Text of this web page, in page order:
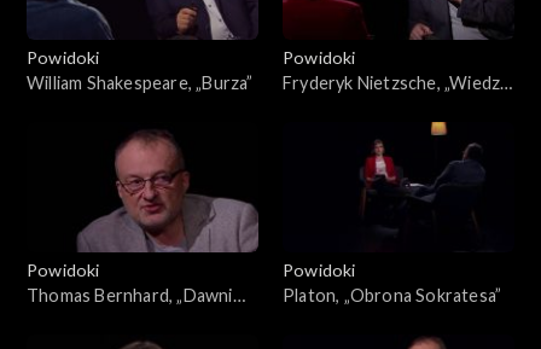
Powidoki
William Shakespeare, „Burza”
Powidoki
Fryderyk Nietzsche, „Wiedza
Powidoki
Thomas Bernhard, „Dawni
Powidoki
Platon, „Obrona Sokratesa”